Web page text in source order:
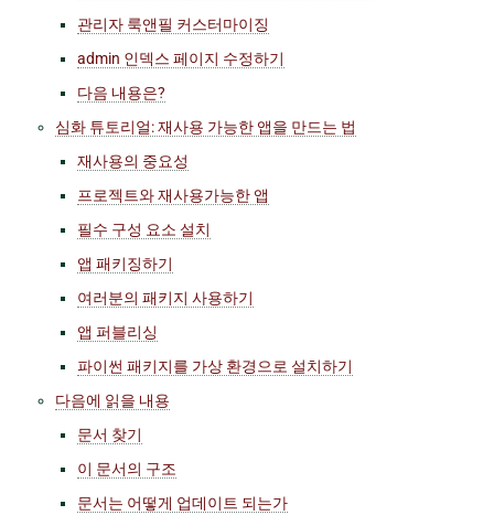
관리자 룩앤필 커스터마이징
admin 인덱스 페이지 수정하기
다음 내용은?
심화 튜토리얼: 재사용 가능한 앱을 만드는 법
재사용의 중요성
프로젝트와 재사용가능한 앱
필수 구성 요소 설치
앱 패키징하기
여러분의 패키지 사용하기
앱 퍼블리싱
파이썬 패키지를 가상 환경으로 설치하기
다음에 읽을 내용
문서 찾기
이 문서의 구조
문서는 어떻게 업데이트 되는가